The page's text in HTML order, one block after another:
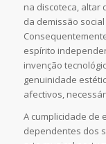
na discoteca, altar
da demissão
espírito
invenção
genuinidade
afectivos,
A cumplicidade de
dependentes dos